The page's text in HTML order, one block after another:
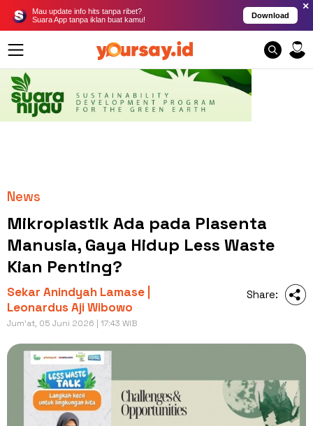
Mau update info hits tanpa ribet?
Suara App tanpa iklan buat kamu!
Download
×
News
Mikroplastik Ada pada Plasenta
Manusia, Gaya Hidup Less Waste
Kian Penting?
Sekar Anindyah Lamase |
Leonardus Aji Wibowo
Jum'at, 05 Juni 2026 | 17:43 WIB
Share: